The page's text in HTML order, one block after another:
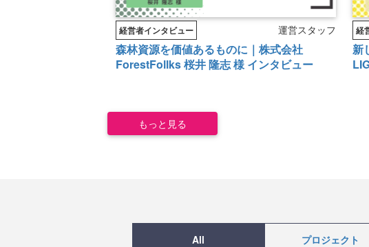
経営者インタビュー 運営スタッフ
森林資源を価値あるものに｜株式会社
ForestFollks 桜井 隆志 様 インタビュー
経
新
もっと見る
All プロジェクト